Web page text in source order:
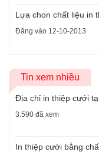
Lựa chon chất liệu in
Đăng vào 12-10-2013
Tin xem nhiều
Địa chỉ in thiệp cưới
3.590 đã xem
In thiệp cưới bằng